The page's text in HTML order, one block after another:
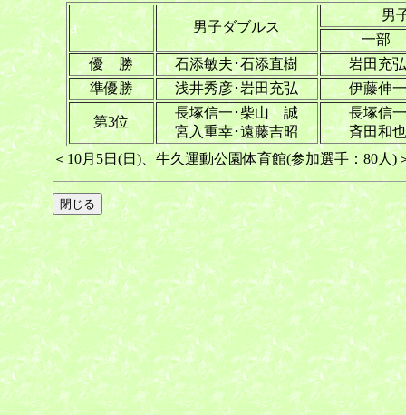
a 男子ダブルス
男
一部
優 勝
石添敏夫･石添直樹
岩田充弘
準優勝
浅井秀彦･岩田充弘 伊藤伸一
第3位
長塚信一･柴山 誠
宮入重幸･遠藤吉昭
長塚信一
斉田和也
＜10月5日(日)、牛久運動公園体育館(参加選手：80人)